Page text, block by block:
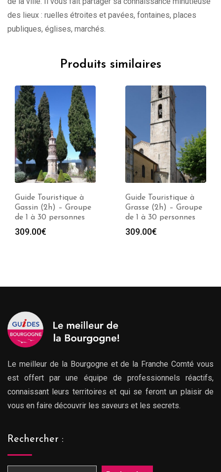
des lieux : ruelles étroites et pavées, fontaines, places
publiques, églises, marchés.
Produits similaires
Guide Touristique à
Gassin (2h) – Groupe
de 1 à 30 personnes
309.00€
Guide Touristique à
Grasse (2h) – Groupe
de 1 à 30 personnes
309.00€
Le meilleur de la Bourgogne et de la Franche Comté vous
est offert par une équipe de professionnels réactifs,
connaissant leurs territoires et qui se feront un plaisir de
vous en faire découvrir les saveurs et les secrets.
Rechercher :